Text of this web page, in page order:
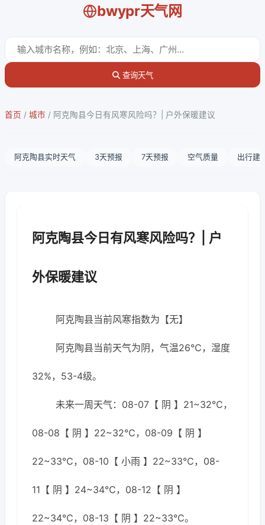
bwypr天气网
查询天气
首页 / 城市 / 阿克陶县今日有风寒风险吗？| 户外保暖建议
阿克陶县实时天气 3天预报 7天预报 空气质量 出行建
阿克陶县今日有风寒风险吗？| 户
外保暖建议
阿克陶县当前风寒指数为【无】
阿克陶县当前天气为阴，气温26℃，湿度
32%，53-4级。
未来一周天气：08-07【 阴 】21~32℃，
08-08【 阴 】22~32℃，08-09【 阴 】
22~33℃，08-10【 小雨 】22~33℃，08-
11【 阴 】24~34℃，08-12【 阴 】
22~34℃，08-13【 阴 】22~33℃。